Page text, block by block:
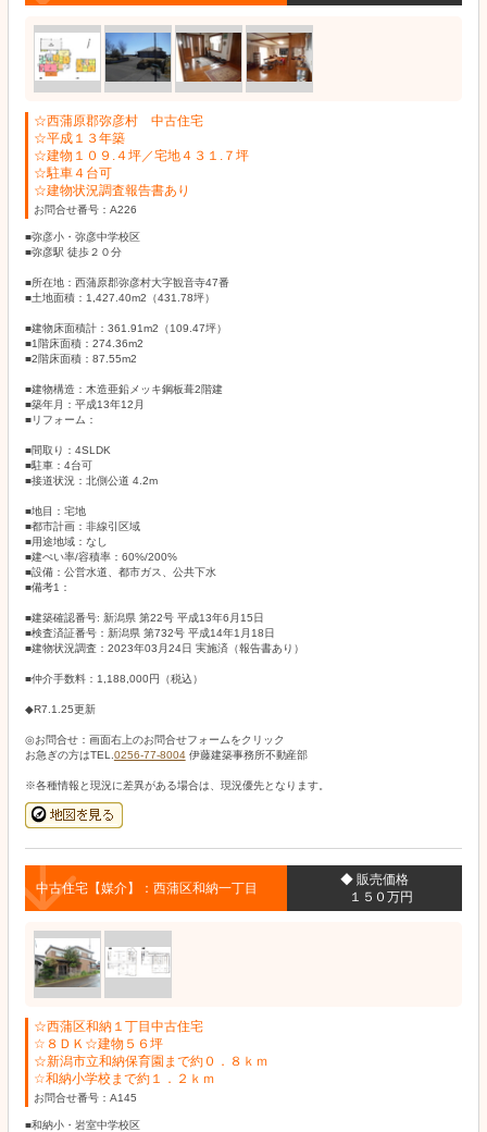
☆西蒲原郡弥彦村 中古住宅
☆平成１３年築
☆建物１０９.４坪／宅地４３１.７坪
☆駐車４台可
☆建物状況調査報告書あり
お問合せ番号：A226
■弥彦小・弥彦中学校区
■弥彦駅 徒歩２０分
■所在地：西蒲原郡弥彦村大字観音寺47番
■土地面積：1,427.40m2（431.78坪）
■建物床面積計：361.91m2（109.47坪）
■1階床面積：274.36m2
■2階床面積：87.55m2
■建物構造：木造亜鉛メッキ鋼板葺2階建
■築年月：平成13年12月
■リフォーム：
■間取り：4SLDK
■駐車：4台可
■接道状況：北側公道 4.2m
■地目：宅地
■都市計画：非線引区域
■用途地域：なし
■建ぺい率/容積率：60%/200%
■設備：公営水道、都市ガス、公共下水
■備考1：
■建築確認番号: 新潟県 第22号 平成13年6月15日
■検査済証番号：新潟県 第732号 平成14年1月18日
■建物状況調査：2023年03月24日 実施済（報告書あり）
■仲介手数料：1,188,000円（税込）
◆R7.1.25更新
◎お問合せ：画面右上のお問合せフォームをクリック
お急ぎの方はTEL. 0256-77-8004伊藤建築事務所不動産部
※各種情報と現況に差異がある場合は、現況優先となります。
中古住宅【媒介】：西蒲区和納一丁目
◆ 販売価格
１５０万円
☆西蒲区和納１丁目中古住宅
☆８ＤＫ☆建物５６坪
☆新潟市立和納保育園まで約０．８ｋｍ
☆和納小学校まで約１．２ｋｍ
お問合せ番号：A145
■和納小・岩室中学校区